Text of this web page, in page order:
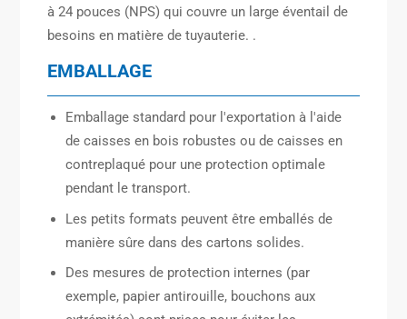
à 24 pouces (NPS) qui couvre un large éventail de
besoins en matière de tuyauterie. .
EMBALLAGE
Emballage standard pour l'exportation à l'aide
de caisses en bois robustes ou de caisses en
contreplaqué pour une protection optimale
pendant le transport.
Les petits formats peuvent être emballés de
manière sûre dans des cartons solides.
Des mesures de protection internes (par
exemple, papier antirouille, bouchons aux